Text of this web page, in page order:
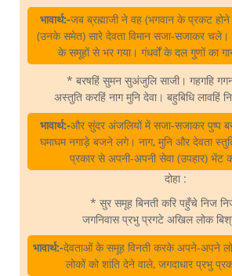
भावार्थ:-जब ब्रह्माजी ने वह (भगवान के प्रकट
(उनके समेत) सारे देवता विमान सजा-सजाकर चले।
के समूहों से भर गया। गंधर्वों के दल गुणों का
* बरषहिं सुमन सुअंजुलि साजी। गहगहि
अस्तुति करहिं नाग मुनि देवा। बहुबिधि लावहिं
भावार्थ:-और सुंदर अंजलियों में सजा-सजाकर पुष्प
घमाघम नगाड़े बजने लगे। नाग, मुनि और देवता
प्रकार से अपनी-अपनी सेवा (उपहार)
दोहा :
* सुर समूह बिनती करि पहुँचे निज
जगनिवास प्रभु प्रगटे अखिल लोक
भावार्थ:-देवताओं के समूह विनती करके अपने-अपने
लोकों को शांति देने वाले, जगदाधार प्रभु